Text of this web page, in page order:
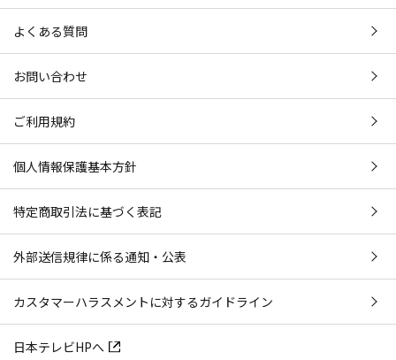
よくある質問
お問い合わせ
ご利用規約
個人情報保護基本方針
特定商取引法に基づく表記
外部送信規律に係る通知・公表
カスタマーハラスメントに対するガイドライン
日本テレビHPへ